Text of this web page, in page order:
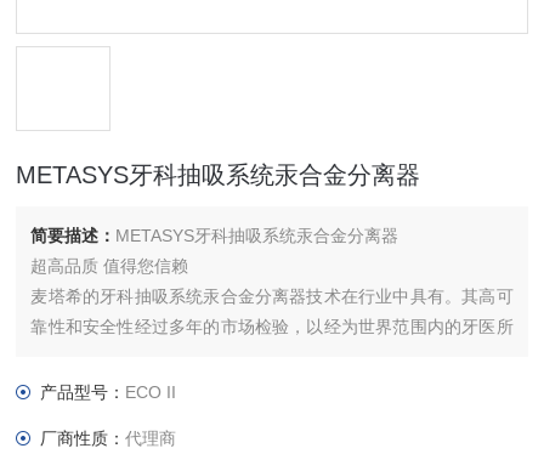
METASYS牙科抽吸系统汞合金分离器
简要描述： METASYS牙科抽吸系统汞合金分离器
超高品质 值得您信赖
麦塔希的牙科抽吸系统汞合金分离器技术在行业中具有。其高可
靠性和安全性经过多年的市场检验，以经为世界范围内的牙医所
汞合金分离器。
产品型号： ECO II
厂商性质：代理商